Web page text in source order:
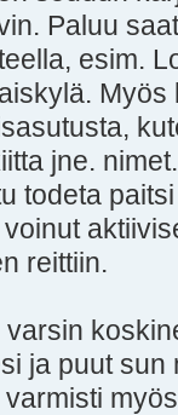
Paluu
esim.
jne.
todeta
reittiin.
ja puut